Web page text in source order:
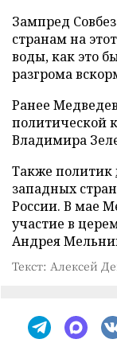
Зампред
странам на
воды, как это
разгрома
Ранее Медведев
политической
Владимира
Также политик
западных
России. В мае
участие в
Андрея
Текст: Алексей